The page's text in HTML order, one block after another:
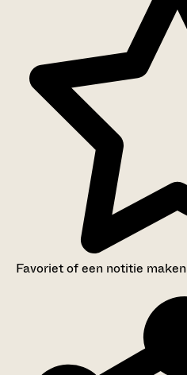
Favoriet of een notitie maken